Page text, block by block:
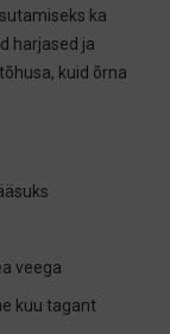
ka
harjased ja
kuid õrna
veega
kuu tagant